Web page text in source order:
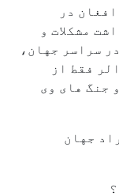
در
مشکلات و
سراسر جهان،
میلیارد دالر فقط از
جنگ های وی
جهان